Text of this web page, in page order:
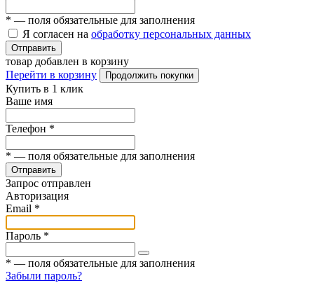
* — поля обязательные для заполнения
Я согласен на обработку персональных данных
Отправить
товар добавлен в корзину
Перейти в корзину
Продолжить покупки
Купить в 1 клик
Ваше имя
Телефон *
* — поля обязательные для заполнения
Отправить
Запрос отправлен
Авторизация
Email *
Пароль *
* — поля обязательные для заполнения
Забыли пароль?